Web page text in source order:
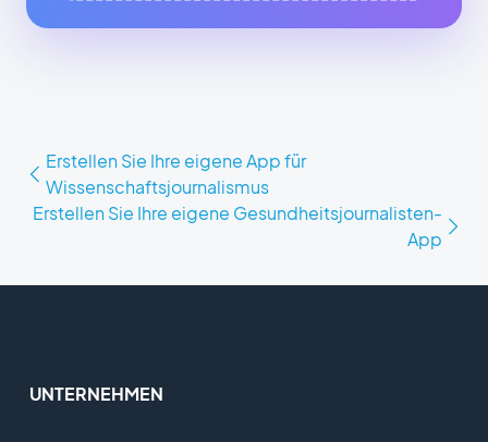
Erstellen Sie Ihre eigene App für
Wissenschaftsjournalismus
Erstellen Sie Ihre eigene Gesundheitsjournalisten-
App
UNTERNEHMEN